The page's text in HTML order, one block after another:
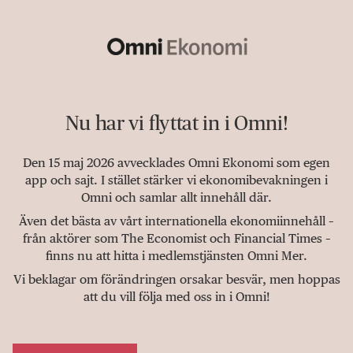
Nu har vi flyttat in i Omni!
Den 15 maj 2026 avvecklades Omni Ekonomi som egen
app och sajt. I stället stärker vi ekonomibevakningen i
Omni och samlar allt innehåll där.
Även det bästa av vårt internationella ekonomiinnehåll –
från aktörer som The Economist och Financial Times –
finns nu att hitta i medlemstjänsten Omni Mer.
Vi beklagar om förändringen orsakar besvär, men hoppas
att du vill följa med oss in i Omni!